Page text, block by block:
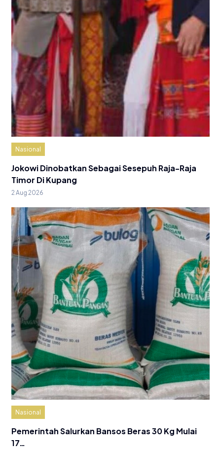
Nasional
Jokowi Dinobatkan Sebagai Sesepuh Raja-Raja
Timor Di Kupang
2 Aug 2026
Nasional
Pemerintah Salurkan Bansos Beras 30 Kg Mulai
17…